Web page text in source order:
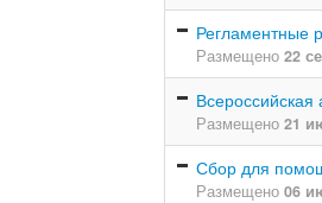
Регламентные
Размещено 22
Размещено 21
Сбор для
Размещено 06